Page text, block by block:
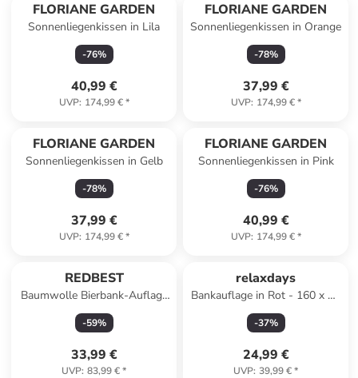
FLORIANE GARDEN
Sonnenliegenkissen in Lila
-76%
40,99 €
UVP: 174,99 €*
FLORIANE GARDEN
Sonnenliegenkissen in Orange
-78%
37,99 €
UVP: 174,99 €*
FLORIANE GARDEN
Sonnenliegenkissen in Gelb
-78%
37,99 €
UVP: 174,99 €*
FLORIANE GARDEN
Sonnenliegenkissen in Pink
-76%
40,99 €
UVP: 174,99 €*
REDBEST
Baumwolle Bierbank-Auflage
2er-Pack Seattle in grau
-59%
33,99 €
UVP: 83,99 €*
relaxdays
Bankauflage in Rot - 160 x 50
cm
-37%
24,99 €
UVP: 39,99 €*